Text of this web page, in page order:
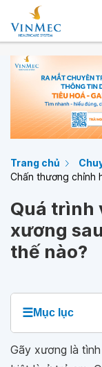
Trang chủ
Chấn thương chỉnh
Quá trình
xương
thế nào?
☰Mục lục
Gãy xương là